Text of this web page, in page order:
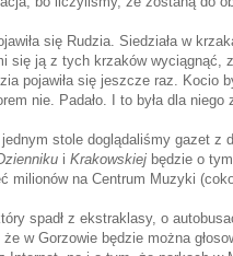
się Rudzia. Siedziała w
się ją z tych krzaków wyciągnąć,
pojawiła się jeszcze raz. Kocio
nie. Padało. I to była dla niego
stole doglądaliśmy gazet z
i Krakowskiej będzie o
milionów na Centrum Muzyki
spadł z ekstraklasy, o
w Gorzowie będzie można